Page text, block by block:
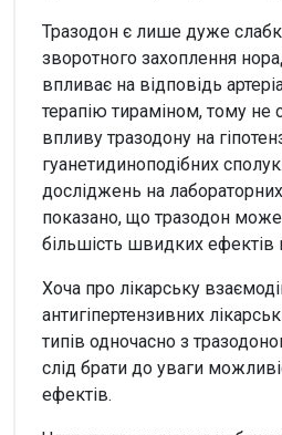
Тразодон є лише дуже
зворотного захоплення
впливає на відповідь
терапію тираміном, тому не
впливу тразодону на
гуанетидиноподібних
досліджень на
показано, що тразодон може
більшість швидких ефектів
Хоча про лікарську
антигіпертензивних
типів одночасно з
слід брати до уваги
ефектів.